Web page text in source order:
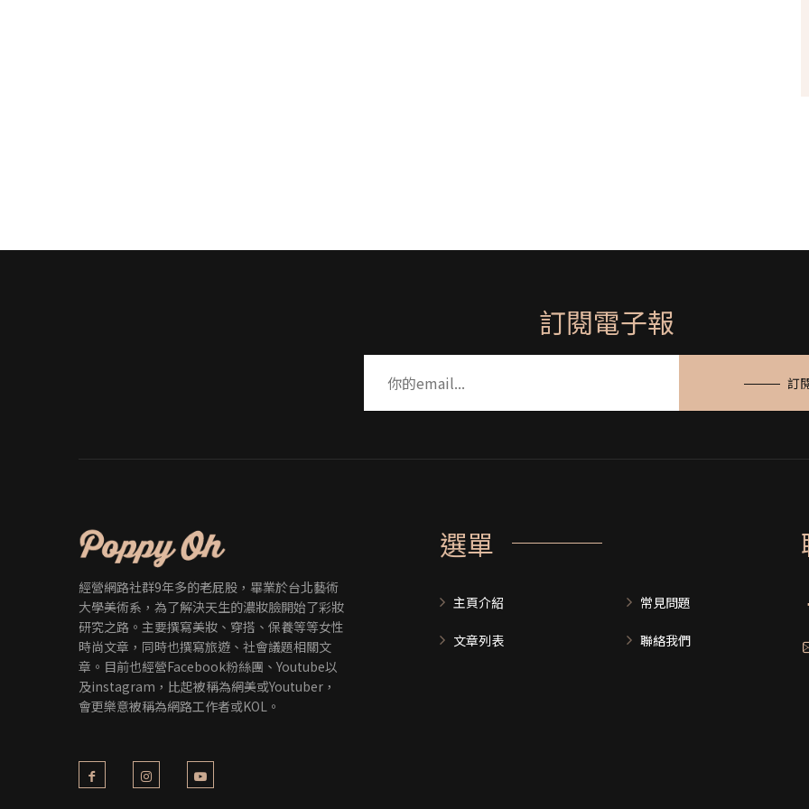
訂閱電子報
訂
經營網路社群9年多的老屁股，畢業於台北藝術
大學美術系，為了解決天生的濃妝臉開始了彩妝
研究之路。主要撰寫美妝、穿搭、保養等等女性
時尚文章，同時也撰寫旅遊、社會議題相關文
章。目前也經營Facebook粉絲團、Youtube以
及instagram，比起被稱為網美或Youtuber，
會更樂意被稱為網路工作者或KOL。
選單
主頁介紹
文章列表
常見問題
聯絡我們